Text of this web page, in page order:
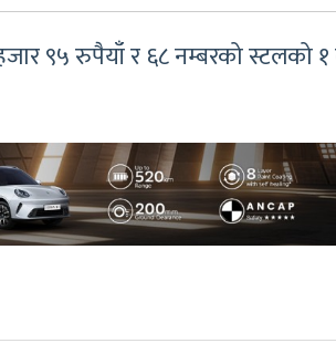
९५ रुपैयाँ र ६८ नम्बरको स्टलको